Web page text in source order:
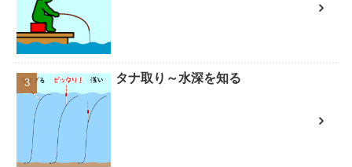
タナ取り～水深を知る